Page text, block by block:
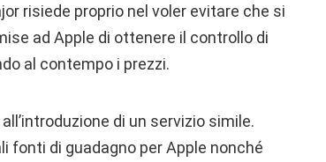
risiede proprio nel voler evitare che si
ad Apple di ottenere il controllo di
al contempo i prezzi.
di un servizio simile.
fonti di guadagno per Apple nonché